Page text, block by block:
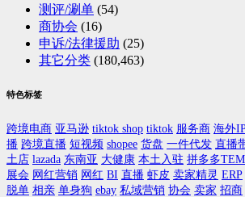
测评/涮单 (54)
商协会 (16)
申诉/法律援助 (25)
其它分类 (180,463)
特色标签
跨境电商 亚马逊 tiktok shop tiktok 服务商 海外
播 跨境直播 短视频 shopee 货盘 一件代发 直播
土店 lazada 东南亚 大健康 本土入驻 拼多多
展会 网红营销 网红 BI 直播 虾皮 卖家精灵 ERP
脱单 相亲 单身狗 ebay 私域营销 协会 卖家 招商